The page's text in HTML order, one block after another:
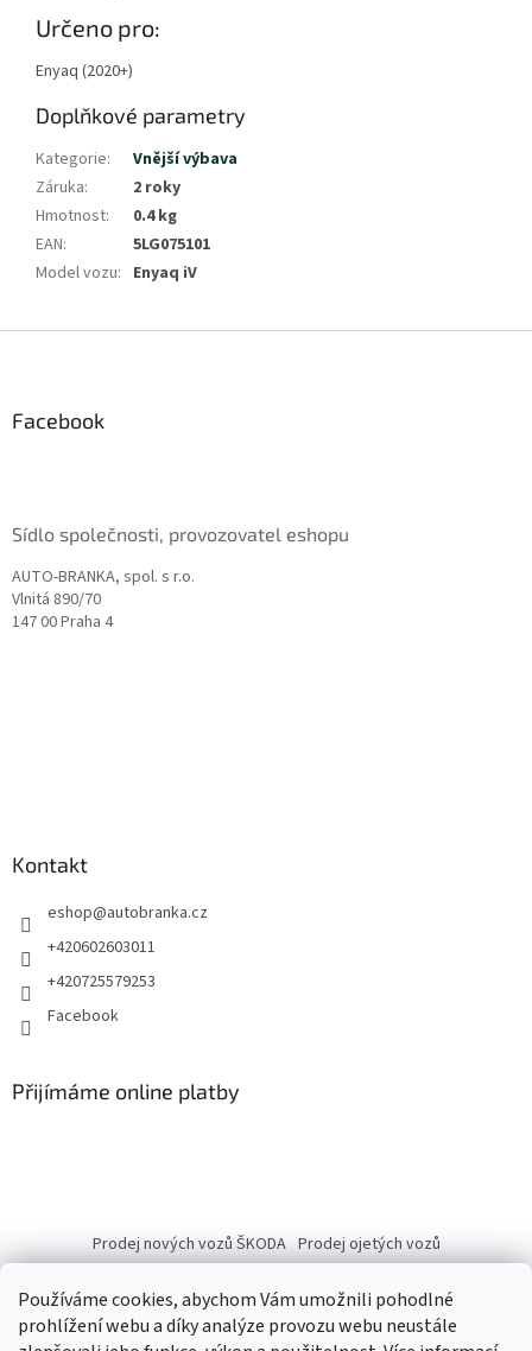
Používáme cookies, abychom Vám umožnili pohodlné
prohlížení webu a díky analýze provozu webu neustále
Určeno pro:
Enyaq (2020+)
Doplňkové parametry
Kategorie:
Vnější výbava
Záruka:
2 roky
Hmotnost:
0.4 kg
EAN:
5LG075101
Model vozu: Enyaq iV
Facebook
Sídlo společnosti, provozovatel eshopu
AUTO-BRANKA, spol. s r.o.
Vlnitá 890/70
147 00 Praha 4
Kontakt
eshop@autobranka.cz
+420602603011
+420725579253
Facebook
Přijímáme online platby
Prodej nových vozů ŠKODA Prodej ojetých vozů